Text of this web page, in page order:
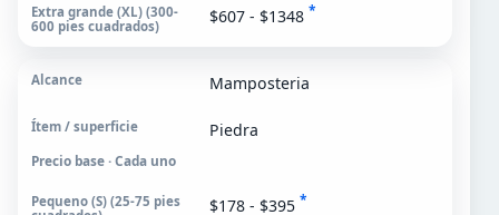
$607 - $1348 *
Mamposteria
Piedra
Precio base · Cada uno
$178 - $395 *